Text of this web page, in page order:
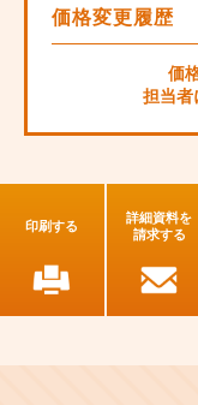
価格変更履歴
価
担当者
印刷する
詳細資料を
請求する